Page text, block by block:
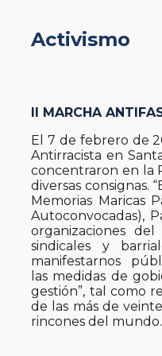
Activismo
II MARCHA
El 7 de febrero de
Antirracista en
concentraron en la
diversas consignas.
Memorias Maricas
Autoconvocadas),
organizaciones
sindicales y
manifestarnos
las medidas de
gestión”, tal como
de las más de veinte
rincones del mundo.